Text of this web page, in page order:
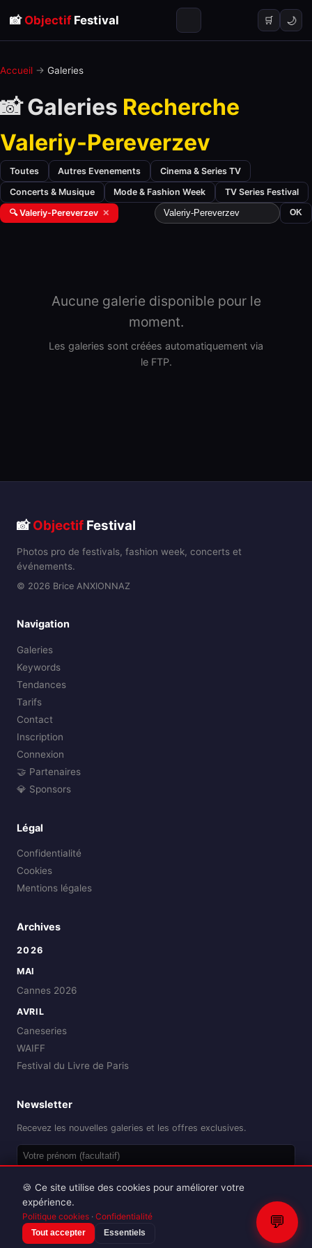
📸 ObjectifFestival 🛒 🌙
Accueil → Galeries
📸 Galeries Recherche
Valeriy-Pereverzev
Toutes Autres Evenements Cinema & Series TV
Concerts & Musique Mode & Fashion Week TV Series Festival
🔍 Valeriy-Pereverzev ✕ OK
Aucune galerie disponible pour le
moment.
Les galeries sont créées automatiquement via
le FTP.
📸Objectif Festival
Photos pro de festivals, fashion week, concerts et
événements.
© 2026 Brice ANXIONNAZ
Navigation
Galeries
Keywords
Tendances
Tarifs
Contact
Inscription
Connexion
🤝 Partenaires
💎 Sponsors
Légal
Confidentialité
Cookies
Mentions légales
Archives
2026
MAI
Cannes 2026
AVRIL
Caneseries
WAIFF
Festival du Livre de Paris
Newsletter
Recevez les nouvelles galeries et les offres exclusives.
Reproduction interdite sans autorisation.
💬
🍪 Ce site utilise des cookies pour améliorer votre
expérience.
Politique cookies · Confidentialité
Tout accepter Essentiels